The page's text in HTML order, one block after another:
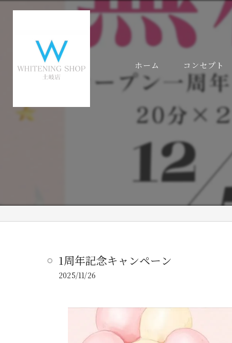
ホーム コンセプト
1周年記念キャンペーン
2025/11/26